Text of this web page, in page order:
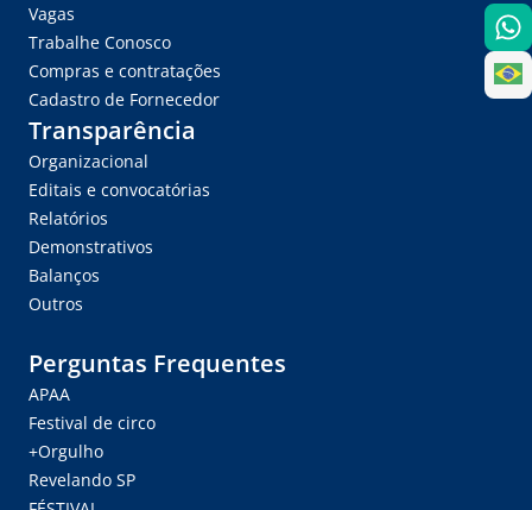
Vagas
Trabalhe Conosco
Compras e contratações
Cadastro de Fornecedor
Transparência
Organizacional
Editais e convocatórias
Relatórios
Demonstrativos
Balanços
Outros
Perguntas Frequentes
APAA
Festival de circo
+Orgulho
Revelando SP